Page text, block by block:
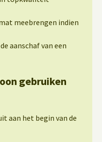
meebrengen indien
aanschaf van een
gebruiken
aan het begin van de